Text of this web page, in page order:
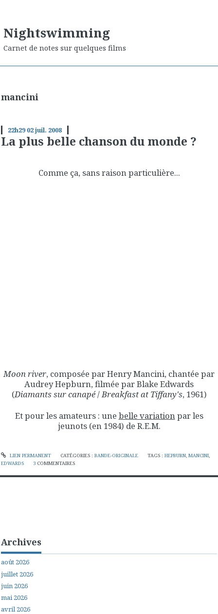
Nightswimming
Carnet de notes sur quelques films
mancini
22h29 02juil. 2008
La plus belle chanson du monde ?
Comme ça, sans raison particulière...
Moon river, composée par Henry Mancini, chantée par
Audrey Hepburn, filmée par Blake Edwards
(Diamants sur canapé/Breakfast at Tiffany's, 1961)
Et pour les amateurs : une belle variationpar les
jeunots (en 1984) de R.E.M.
LIEN PERMANENT CATÉGORIES : BANDE-ORIGINALE TAGS :HEPBURN,MANCINI,
EDWARDS
3 COMMENTAIRES
Archives
août 2026
juillet 2026
juin 2026
mai 2026
avril 2026